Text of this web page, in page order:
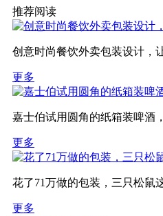
推荐阅读
创意时尚餐饮外卖包装设计，
更多
嘉士伯试用圆角的纸箱装啤酒
更多
花了71万做的包装，三只松鼠
更多